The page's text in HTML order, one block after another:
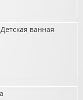
ванная